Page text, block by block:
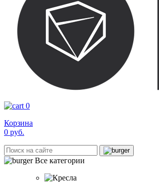
0
Корзина
0 руб.
Все категории